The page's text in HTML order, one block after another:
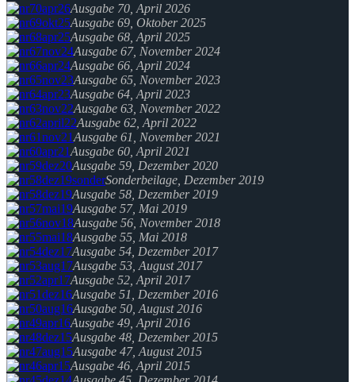
Ausgabe 70, April 2026
Ausgabe 69, Oktober 2025
Ausgabe 68, April 2025
Ausgabe 67, November 2024
Ausgabe 66, April 2024
Ausgabe 65, November 2023
Ausgabe 64, April 2023
Ausgabe 63, November 2022
Ausgabe 62, April 2022
Ausgabe 61, November 2021
Ausgabe 60, April 2021
Ausgabe 59, Dezember 2020
Sonderbeilage, Dezember 2019
Ausgabe 58, Dezember 2019
Ausgabe 57, Mai 2019
Ausgabe 56, November 2018
Ausgabe 55, Mai 2018
Ausgabe 54, Dezember 2017
Ausgabe 53, August 2017
Ausgabe 52, April 2017
Ausgabe 51, Dezember 2016
Ausgabe 50, August 2016
Ausgabe 49, April 2016
Ausgabe 48, Dezember 2015
Ausgabe 47, August 2015
Ausgabe 46, April 2015